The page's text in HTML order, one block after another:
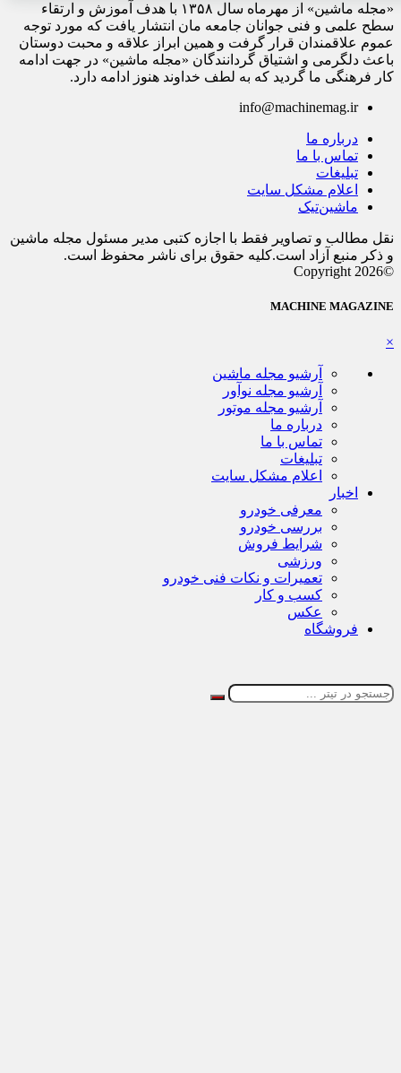
«مجله ماشین» از مهرماه سال ۱۳۵۸ با هدف آموزش و ارتقاء
سطح علمی و فنی جوانان جامعه مان انتشار یافت که مورد توجه
عموم علاقمندان قرار گرفت و همین ابراز علاقه و محبت دوستان
باعث دلگرمی و اشتیاق گردانندگان «مجله ماشین» در جهت ادامه
کار فرهنگی ما گردید که به لطف خداوند هنوز ادامه دارد.
info@machinemag.ir
درباره ما
تماس با ما
تبلیغات
اعلام مشکل سایت
ماشین‌تیک
نقل مطالب و تصاویر فقط با اجازه کتبی مدیر مسئول مجله ماشین
و ذکر منبع آزاد است.کلیه حقوق برای ناشر محفوظ است.
©Copyright 2026
MACHINE MAGAZINE
×
آرشیو مجله ماشین
آرشیو مجله نوآور
آرشیو مجله موتور
درباره ما
تماس با ما
تبلیغات
اعلام مشکل سایت
اخبار
معرفی خودرو
بررسی خودرو
شرایط فروش
ورزشی
تعمیرات و نکات فنی خودرو
کسب و کار
عکس
فروشگاه